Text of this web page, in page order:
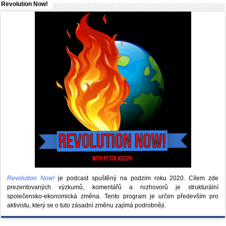
Revolution Now!
Revolution Now! je podcast spuštěný na podzim roku 2020.Cílem zde
prezentovaných výzkumů, komentářů a rozhovorů je strukturální
společensko-ekonomická změna. Tento program je určen především pro
aktivistu, který se o tuto zásadní změnu zajímá podrobněji.